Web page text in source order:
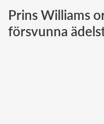
Prins Williams
försvunna